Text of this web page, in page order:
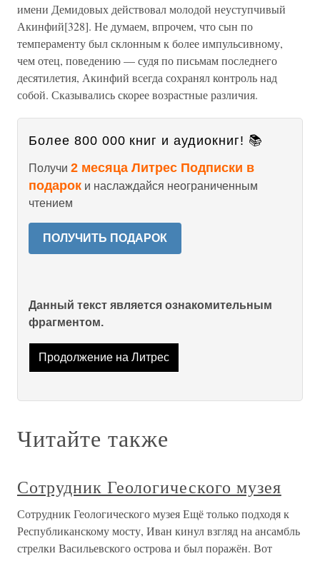
имени Демидовых действовал молодой неуступчивый
Акинфий[328]. Не думаем, впрочем, что сын по
темпераменту был склонным к более импульсивному,
чем отец, поведению — судя по письмам последнего
десятилетия, Акинфий всегда сохранял контроль над
собой. Сказывались скорее возрастные различия.
Более 800 000 книг и аудиокниг! 📚
Получи 2 месяца Литрес Подписки в
подарок и наслаждайся неограниченным
чтением
ПОЛУЧИТЬ ПОДАРОК
Данный текст является ознакомительным
фрагментом.
Продолжение на Литрес
Читайте также
Сотрудник Геологического музея
Сотрудник Геологического музея Ещё только подходя к
Республиканскому мосту, Иван кинул взгляд на ансамбль
стрелки Васильевского острова и был поражён. Вот